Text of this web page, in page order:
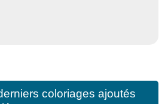
coloriages ajoutés